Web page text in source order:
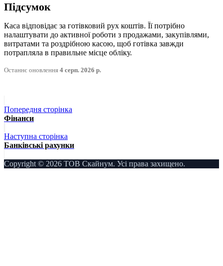
Підсумок
Каса відповідає за готівковий рух коштів. Її потрібно
налаштувати до активної роботи з продажами, закупівлями,
витратами та роздрібною касою, щоб готівка завжди
потрапляла в правильне місце обліку.
Останнє оновлення 4 серп. 2026 р.
Попередня сторінка
Фінанси
Наступна сторінка
Банківські рахунки
Copyright © 2026 ТОВ Скайнум. Усі права захищено.